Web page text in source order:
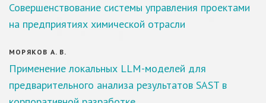
Совершенствование системы управления проектами
на предприятиях химической отрасли
МОРЯКОВ А. В.
Применение локальных LLM-моделей для
предварительного анализа результатов SAST в